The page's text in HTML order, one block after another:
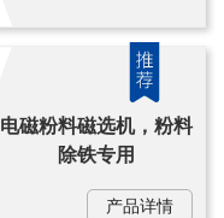
电磁粉料磁选机，粉料
除铁专用
产品详情